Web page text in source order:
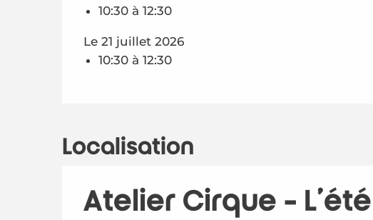
10:30 à 12:30
Le 21 juillet 2026
10:30 à 12:30
Localisation
Atelier Cirque -